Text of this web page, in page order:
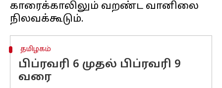
காரைக்காலிலும் வறண்ட வானிலை
தமிழகம்
பிப்ரவரி 6 முதல் பிப்ரவரி 9
வரை